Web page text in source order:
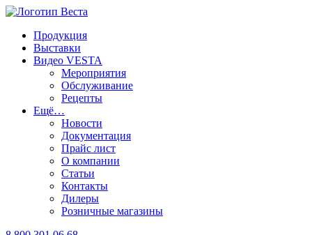
Продукция
Выставки
Видео VESTA
Мероприятия
Обслуживание
Рецепты
Ещё…
Новости
Документация
Прайс лист
О компании
Статьи
Контакты
Дилеры
Розничные магазины